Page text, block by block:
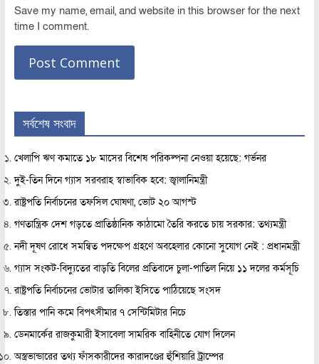
Save my name, email, and website in this browser for the next
time I comment.
সর্বশেষ সংবাদ
খেলাপি ঋণ কমাতে ১৮ মাসের বিশেষ পরিকল্পনা নেওয়া হয়েছে: গর্ভনর
দুই-তিন দিনে গ্যাস সরবরাহ স্বাভাবিক হবে: জ্বালানিমন্ত্রী
রাষ্ট্রপতি নির্বাচনের তফসিল ঘোষণা, ভোট ২০ আগস্ট
গণতান্ত্রিক দেশ গড়তে প্রাতিষ্ঠানিক কাঠামো তৈরি করতে চায় সরকার: তথ্যমন্ত্রী
নদী দূষণ রোধে সমন্বিত পদক্ষেপ গ্রহণে অবহেলার কোনো সুযোগ নেই : প্রধানমন্ত্রী
গ্যাস সংকট-বিদ্যুতের বাড়তি বিলের প্রতিবাদে চুলা-পাতিল নিয়ে ১১ দলের কর্মসূচি
রাষ্ট্রপতি নির্বাচনের ভোটার তালিকা ইসিতে পাঠিয়েছে সংসদ
তিস্তার পানি কমে বিপৎসীমার ৭ সেন্টিমিটার নিচে
ডেনমার্কের রাজকুমারী ইসাবেলা সামরিক বাহিনীতে যোগ দিলেন
অস্ত্রভান্ডারের তথ্য ফাঁসকারীদের কারাদণ্ডের হুঁশিয়ারি ট্রাম্পের